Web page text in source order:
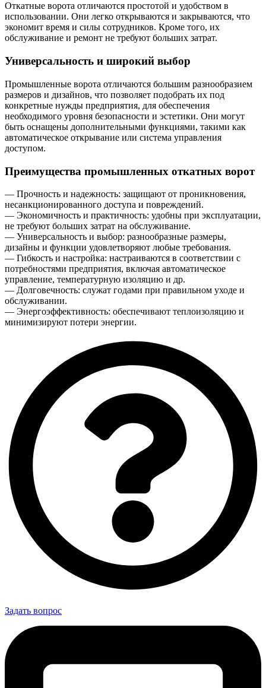
Откатные ворота отличаются простотой и удобством в
использовании. Они легко открываются и закрываются, что
экономит время и силы сотрудников. Кроме того, их
обслуживание и ремонт не требуют больших затрат.
Универсальность и широкий выбор
Промышленные ворота отличаются большим разнообразием
размеров и дизайнов, что позволяет подобрать их под
конкретные нужды предприятия, для обеспечения
необходимого уровня безопасности и эстетики. Они могут
быть оснащены дополнительными функциями, такими как
автоматическое открывание или система управления
доступом.
Преимущества промышленных откатных ворот
— Прочность и надежность: защищают от проникновения,
несанкционированного доступа и повреждений.
— Экономичность и практичность: удобны при эксплуатации,
не требуют больших затрат на обслуживание.
— Универсальность и выбор: разнообразные размеры,
дизайны и функции удовлетворяют любые требования.
— Гибкость и настройка: настраиваются в соответствии с
потребностями предприятия, включая автоматическое
управление, температурную изоляцию и др.
— Долговечность: служат годами при правильном уходе и
обслуживании.
— Энергоэффективность: обеспечивают теплоизоляцию и
минимизируют потери энергии.
Задать вопрос